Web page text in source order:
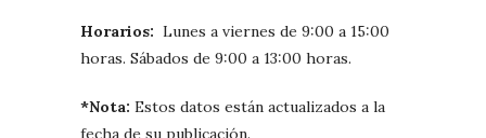
Horarios: Lunes a viernes de 9:00 a 15:00
horas. Sábados de 9:00 a 13:00 horas.
*Nota: Estos datos están actualizados a la
fecha de su publicación.